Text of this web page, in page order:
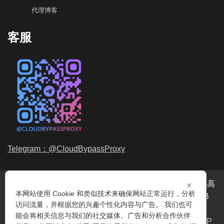
代理博客
客服
Telegram：@CloudBypassProxy
代理服务提供商，我们提供高
品质、永不过期的动态代理IP池流量包，价格最低2元/GB
起。我们的IP资源包括超过3.5亿的动态住宅IP和机房IP，
覆盖全球200多个国家。支持HTTP代理IP 和 Socks5代理IP
×
本网站使用 Cookie 和类似技术来确保网站正常运行，分析
访问流量，并根据您的兴趣个性化内容与广告。 我们也可
能会将相关信息与我们的社交媒体、广告和分析合作伙伴